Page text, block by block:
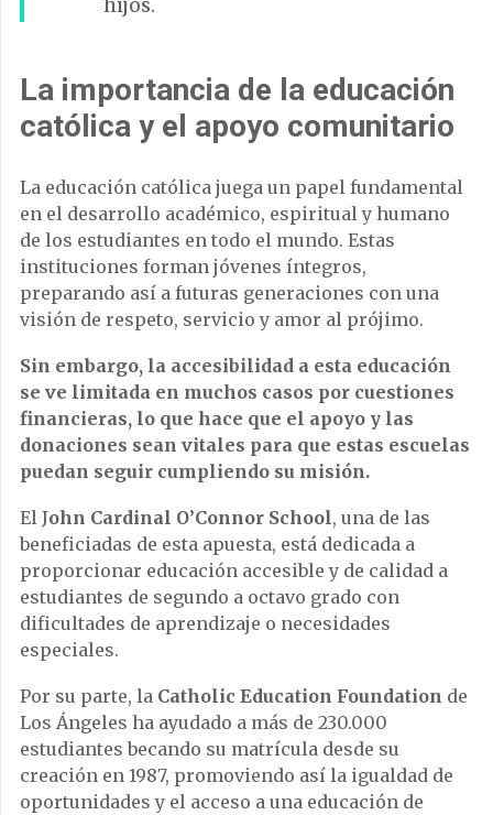
hijos.
La importancia de la educación
católica y el apoyo comunitario
La educación católica juega un papel fundamental
en el desarrollo académico, espiritual y humano
de los estudiantes en todo el mundo. Estas
instituciones forman jóvenes íntegros,
preparando así a futuras generaciones con una
visión de respeto, servicio y amor al prójimo.
Sin embargo, la accesibilidad a esta educación
se ve limitada en muchos casos por cuestiones
financieras, lo que hace que el apoyo y las
donaciones sean vitales para que estas escuelas
puedan seguir cumpliendo su misión.
El John Cardinal O’Connor School, una de las
beneficiadas de esta apuesta, está dedicada a
proporcionar educación accesible y de calidad a
estudiantes de segundo a octavo grado con
dificultades de aprendizaje o necesidades
especiales.
Por su parte, la Catholic Education Foundation de
Los Ángeles ha ayudado a más de 230.000
estudiantes becando su matrícula desde su
creación en 1987, promoviendo así la igualdad de
oportunidades y el acceso a una educación de